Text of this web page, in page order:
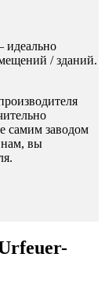
идеально
/ зданий.
самим заводом
нам, вы